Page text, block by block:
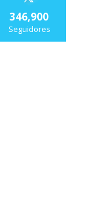
346,900
Seguidores